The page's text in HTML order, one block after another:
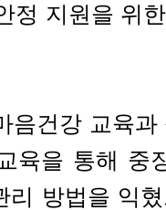
정 지원을 위
음건강 교육
육을 통해 중
리 방법을 익